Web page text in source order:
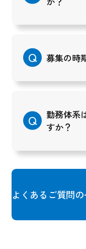
募集の時
勤務体系
すか？
よくあるご質問